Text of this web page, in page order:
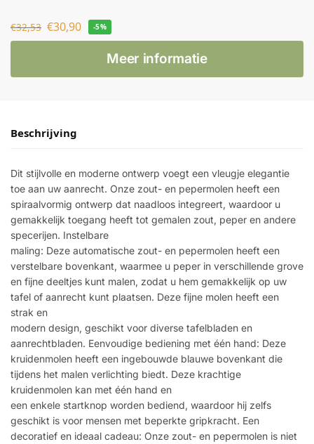
€32,53 €30,90 -5%
Meer informatie
Beschrijving
Dit stijlvolle en moderne ontwerp voegt een vleugje elegantie
toe aan uw aanrecht. Onze zout- en pepermolen heeft een
spiraalvormig ontwerp dat naadloos integreert, waardoor u
gemakkelijk toegang heeft tot gemalen zout, peper en andere
specerijen. Instelbare
maling: Deze automatische zout- en pepermolen heeft een
verstelbare bovenkant, waarmee u peper in verschillende grove
en fijne deeltjes kunt malen, zodat u hem gemakkelijk op uw
tafel of aanrecht kunt plaatsen. Deze fijne molen heeft een
strak en
modern design, geschikt voor diverse tafelbladen en
aanrechtbladen. Eenvoudige bediening met één hand: Deze
kruidenmolen heeft een ingebouwde blauwe bovenkant die
tijdens het malen verlichting biedt. Deze krachtige
kruidenmolen kan met één hand en
een enkele startknop worden bediend, waardoor hij zelfs
geschikt is voor mensen met beperkte gripkracht. Een
decoratief en ideaal cadeau: Onze zout- en pepermolen is niet